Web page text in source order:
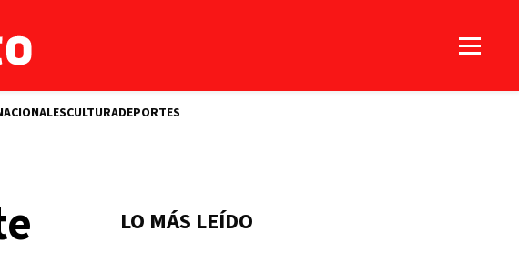
CULTURADEPORTES
LO MÁS LEÍDO